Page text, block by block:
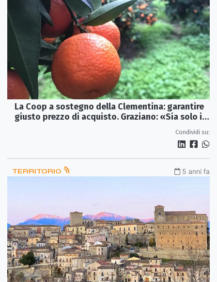
La Coop a sostegno della Clementina: garantire
giusto prezzo di acquisto. Graziano: «Sia solo il
Condividi su:
TERRITORIO 5 anni fa